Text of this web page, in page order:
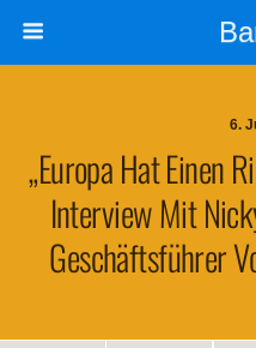
6.
„Euro­pa Hat Einen
Inter­view Mit
Geschäfts­füh­rer